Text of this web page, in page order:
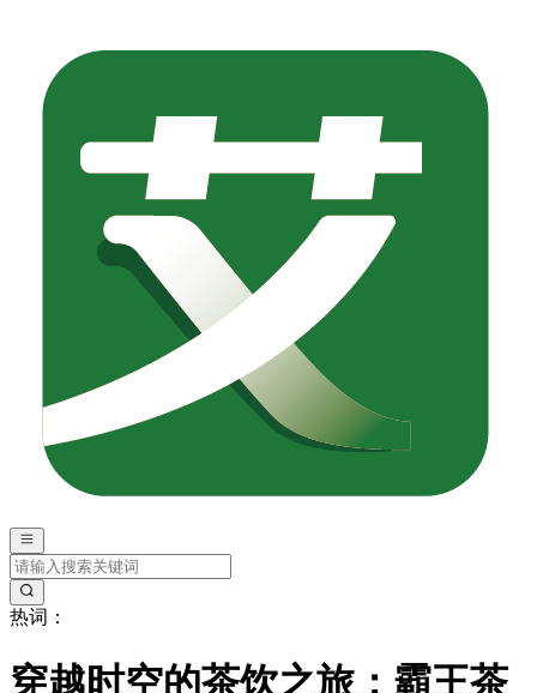
热词：
穿越时空的茶饮之旅：霸王茶